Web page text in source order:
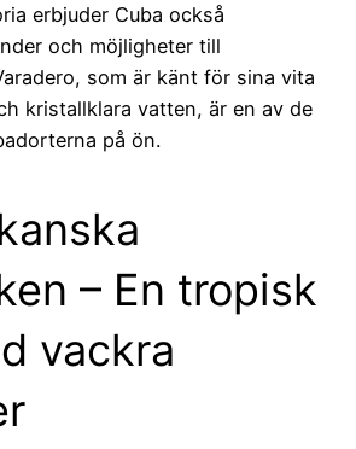
erbjuder Cuba också
och möjligheter till
som är känt för sina vita
kristallklara vatten, är en av de
på ön.
– En tropisk
vackra